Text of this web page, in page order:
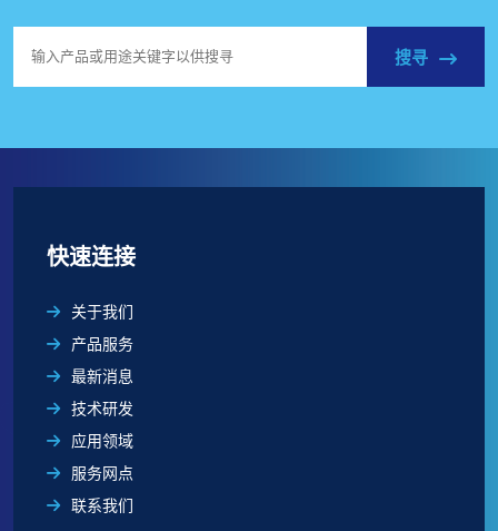
搜寻
快速连接
关于我们
产品服务
最新消息
技术研发
应用领域
服务网点
联系我们